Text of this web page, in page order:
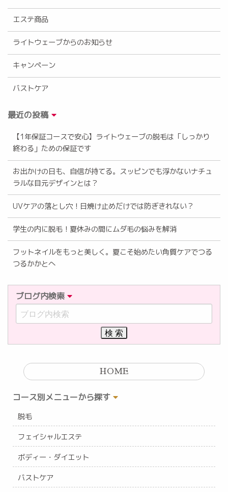
エステ商品
ライトウェーブからのお知らせ
キャンペーン
バストケア
最近の投稿
【1年保証コースで安心】ライトウェーブの脱毛は「しっかり
終わる」ための保証です
お出かけの日も、自信が持てる。スッピンでも浮かないナチュ
ラルな目元デザインとは？
UVケアの落とし穴！日焼け止めだけでは防ぎきれない？
学生の内に脱毛！夏休みの間にムダ毛の悩みを解消
フットネイルをもっと美しく。夏こそ始めたい角質ケアでつる
つるかかとへ
ブログ内検索
HOME
コース別メニューから探す
脱毛
フェイシャルエステ
ボディー・ダイエット
バストケア